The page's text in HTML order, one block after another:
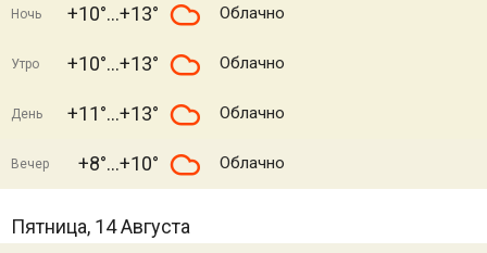
Ночь +10° +13° Облачно
Утро +10° +13° Облачно
День +11° +13° Облачно
Вечер +8° +10° Облачно
Пятница, 14 Августа